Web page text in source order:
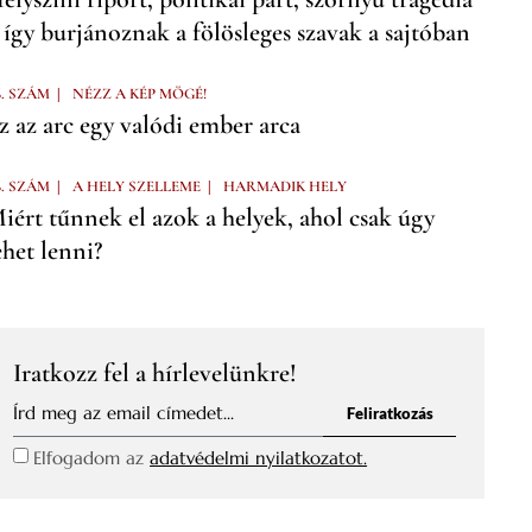
burjánoznak a fölösleges szavak a sajtóban
SZÁM | NÉZZ A KÉP MÖGÉ!
az arc egy valódi ember arca
SZÁM | A HELY SZELLEME | HARMADIK HELY
tűnnek el azok a helyek, ahol csak úgy
lenni?
Iratkozz fel a hírlevelünkre!
Elfogadom azadatvédelmi nyilatkozatot.
Feliratkozás